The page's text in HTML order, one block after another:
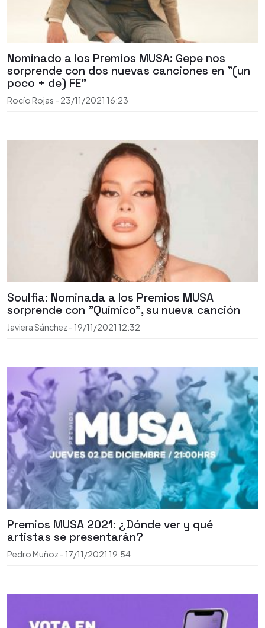
Nominado a los Premios MUSA: Gepe nos
sorprende con dos nuevas canciones en "(un
poco + de) FE"
Rocío Rojas - 23/11/2021 16:23
Soulfia: Nominada a los Premios MUSA
sorprende con "Químico", su nueva canción
Javiera Sánchez - 19/11/2021 12:32
Premios MUSA 2021: ¿Dónde ver y qué
artistas se presentarán?
Pedro Muñoz - 17/11/2021 19:54